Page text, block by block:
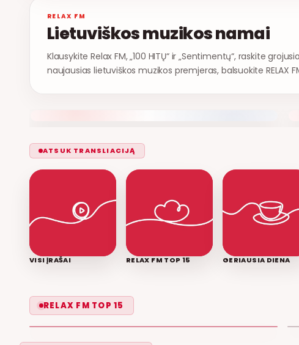
RELAX FM
Lietuviškos muzikos namai
Klausykite Relax FM, „100 HITŲ“ ir „Sentimentų“, raskite
naujausias lietuviškos muzikos premjeras, balsuokite RELAX
ATSUK TRANSLIACIJĄ
VISI ĮRAŠAI RELAX FM TOP 15 GERIAUSIA DIENA
RELAX FM TOP 15
LEISK PRIPAŽINTI
GRUPĖ 2